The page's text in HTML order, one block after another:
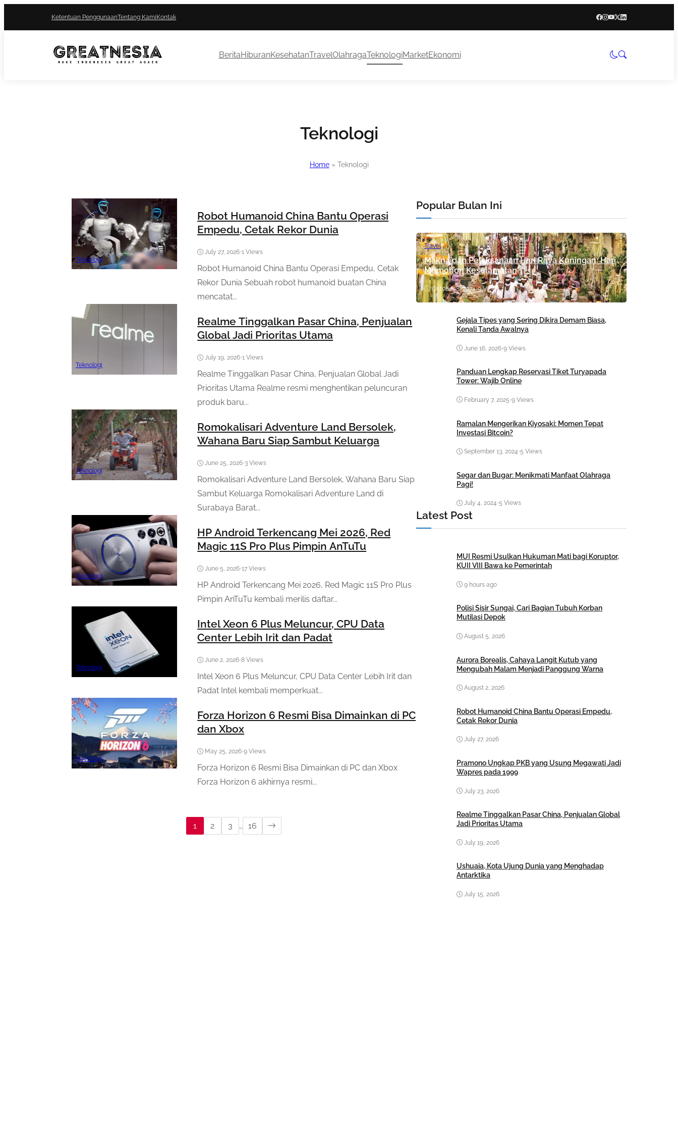
Ketentuan PenggunaanTentang KamiKontak
BeritaHiburanKesehatanTravelOlahragaTeknologiMarketEkonomi
Teknologi
Home» Teknologi
Teknologi
Robot Humanoid China Bantu Operasi
Empedu, Cetak Rekor Dunia
July 27, 2026•1 Views
Robot Humanoid China Bantu Operasi Empedu, Cetak
Rekor Dunia Sebuah robot humanoid buatan China
mencatat...
Teknologi
Realme Tinggalkan Pasar China, Penjualan
Global Jadi Prioritas Utama
July 19, 2026•1 Views
Realme Tinggalkan Pasar China, Penjualan Global Jadi
Prioritas Utama Realme resmi menghentikan peluncuran
produk baru...
Teknologi
Romokalisari Adventure Land Bersolek,
Wahana Baru Siap Sambut Keluarga
June 25, 2026•3 Views
Romokalisari Adventure Land Bersolek, Wahana Baru Siap
Sambut Keluarga Romokalisari Adventure Land di
Surabaya Barat...
Teknologi
HP Android Terkencang Mei 2026, Red
Magic 11S Pro Plus Pimpin AnTuTu
June 5, 2026•17 Views
HP Android Terkencang Mei 2026, Red Magic 11S Pro Plus
Pimpin AnTuTu kembali merilis daftar...
Teknologi
Intel Xeon 6 Plus Meluncur, CPU Data
Center Lebih Irit dan Padat
June 2, 2026•8 Views
Intel Xeon 6 Plus Meluncur, CPU Data Center Lebih Irit dan
Padat Intel kembali memperkuat...
Teknologi
Forza Horizon 6 Resmi Bisa Dimainkan di PC
dan Xbox
May 25, 2026•9 Views
Forza Horizon 6 Resmi Bisa Dimainkan di PC dan Xbox
Forza Horizon 6 akhirnya resmi...
1 2 3 … 16
Popular Bulan Ini
Travel
Makna dan Pelaksanaan Hari Raya Kuningan: Hari
Memohon Keselamatan
October 8, 2024•9 Views
Gejala Tipes yang Sering Dikira Demam Biasa,
Kenali Tanda Awalnya
June 16, 2026•9 Views
Panduan Lengkap Reservasi Tiket Turyapada
Tower: Wajib Online
February 7, 2025•9 Views
Ramalan Mengerikan Kiyosaki: Momen Tepat
Investasi Bitcoin?
September 13, 2024•5 Views
Segar dan Bugar: Menikmati Manfaat Olahraga
Pagi!
July 4, 2024•5 Views
Latest Post
MUI Resmi Usulkan Hukuman Mati bagi Koruptor,
KUII VIII Bawa ke Pemerintah
9 hours ago
Polisi Sisir Sungai, Cari Bagian Tubuh Korban
Mutilasi Depok
August 5, 2026
Aurora Borealis, Cahaya Langit Kutub yang
Mengubah Malam Menjadi Panggung Warna
August 2, 2026
Robot Humanoid China Bantu Operasi Empedu,
Cetak Rekor Dunia
July 27, 2026
Pramono Ungkap PKB yang Usung Megawati Jadi
Wapres pada 1999
July 23, 2026
Realme Tinggalkan Pasar China, Penjualan Global
Jadi Prioritas Utama
July 19, 2026
Ushuaia, Kota Ujung Dunia yang Menghadap
Antarktika
July 15, 2026